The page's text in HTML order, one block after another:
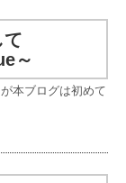
て
～
本ブログは初めて